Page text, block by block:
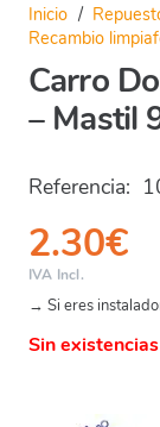
Inicio /
Recambio
Carro
– Mastil
Referencia:
2.30€
IVA Incl.
→ Si eres
Sin existencias